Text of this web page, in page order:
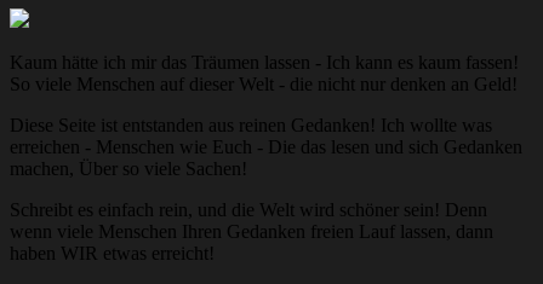
Kaum hätte ich mir das Träumen lassen - Ich kann es kaum fassen!
So viele Menschen auf dieser Welt - die nicht nur denken an Geld!
Diese Seite ist entstanden aus reinen Gedanken! Ich wollte was
erreichen - Menschen wie Euch - Die das lesen und sich Gedanken
machen, Über so viele Sachen!
Schreibt es einfach rein, und die Welt wird schöner sein! Denn
wenn viele Menschen Ihren Gedanken freien Lauf lassen, dann
haben WIR etwas erreicht!